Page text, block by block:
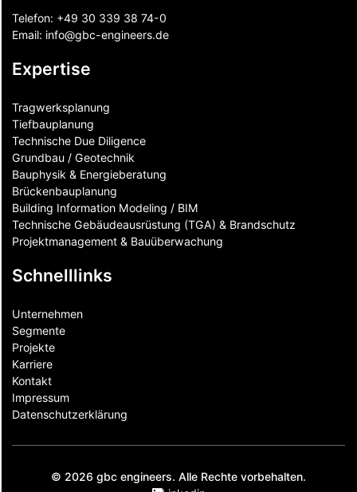
Telefon: +49 30 339 38 74-0
Email: info@gbc-engineers.de
Expertise
Tragwerksplanung
Tiefbauplanung
Technische Due Diligence
Grundbau / Geotechnik
Bauphysik & Energieberatung
Brückenbauplanung
Building Information Modeling / BIM
Technische Gebäudeausrüstung (TGA) & Brandschutz
Projektmanagement & Bauüberwachung
Schnelllinks
Unternehmen
Segmente
Projekte
Karriere
Kontakt
Impressum
Datenschutzerklärung
© 2026 gbc engineers. Alle Rechte vorbehalten.